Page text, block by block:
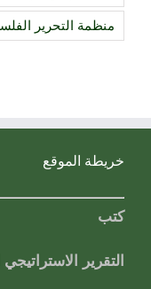
منظمة التحرير
خريطة الموقع
كتب
التقرير